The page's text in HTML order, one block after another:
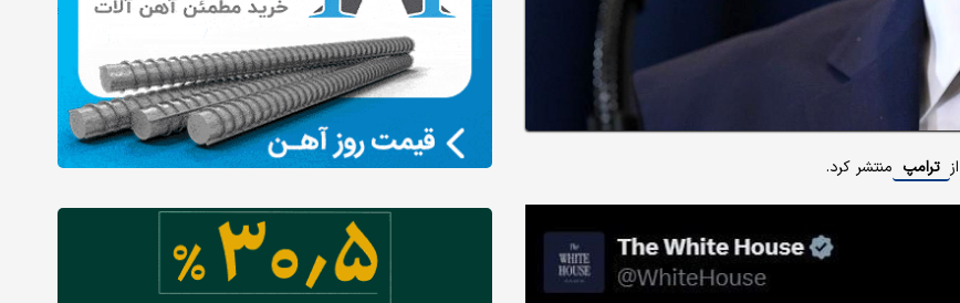
ترامپ منتشر کرد.